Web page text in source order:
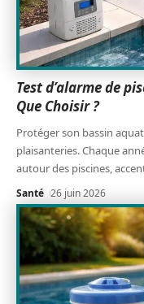
Test d’alarme de
Que Choisir ?
Protéger son bassin
plaisanteries. Chaque
autour des piscines,
Santé 26 juin 2026